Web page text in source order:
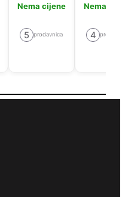
Nema cijene
5 prodavnica
Nema
4